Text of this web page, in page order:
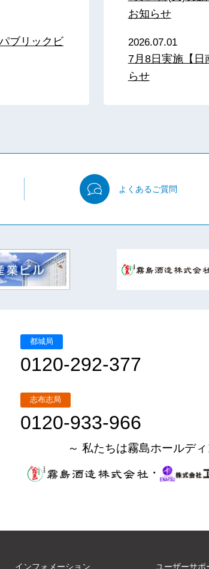
ブリックビ
お知らせ
2026.07.01
7月8日実施【日
らせ
よくあるご質問
都城局
0120-292-377
志布志局
0120-933-966
～ 私たちは霧島ホールデ
・
インフォメーション ユーザーサポ